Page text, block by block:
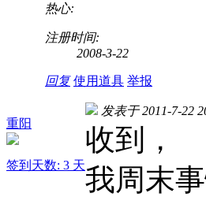
热心:
注册时间:
2008-3-22
回复 使用道具 举报
重阳
签到天数: 3 天
发表于 2011-7-22
收到，
我周末